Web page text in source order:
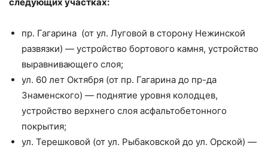
следующих участках:
пр. Гагарина (от ул. Луговой в сторону Нежинской
развязки) — устройство бортового камня, устройство
выравнивающего слоя;
ул. 60 лет Октября (от пр. Гагарина до пр-да
Знаменского) — поднятие уровня колодцев,
устройство верхнего слоя асфальтобетонного
покрытия;
ул. Терешковой (от ул. Рыбаковской до ул. Орской) —